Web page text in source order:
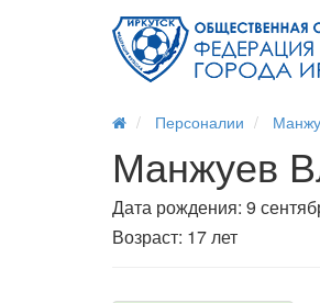
Персоналии
Манжуев
Дата рождения: 9
Возраст: 17 лет